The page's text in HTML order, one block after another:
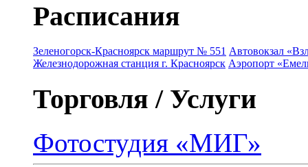
Расписания
Зеленогорск-Красноярск маршрут № 551 Автовокзал
Железнодорожная станция г. Красноярск Аэропорт
Торговля / Услуги
Фотостудия «МИГ»